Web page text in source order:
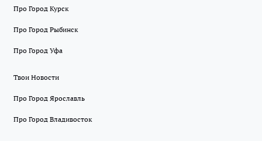
Про Город Курск
Про Город Рыбинск
Про Город Уфа
Твои Новости
Про Город Ярославль
Про Город Владивосток